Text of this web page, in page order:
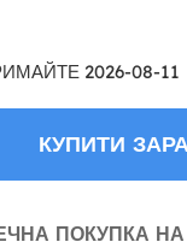
2026-08-11
КУПИТИ
ПОКУПКА НА